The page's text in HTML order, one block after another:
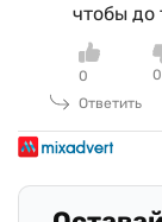
чтобы до
0
0
Ответить